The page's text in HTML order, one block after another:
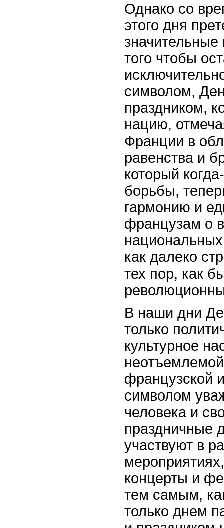
Однако со
этого дня
того чтобы
символом,
праздником,
нацию,
Франции в
равенства и
который
борьбы,
гармонию и
французам о
как далеко
тех пор, как
В наши дни
только
культурное
французской
символом
человека и
праздничные
участвуют в
концерты и
тем самым,
только днем